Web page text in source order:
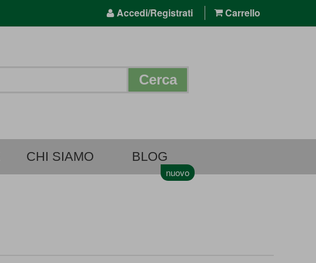
Accedi/Registrati Carrello
Cerca
CHI SIAMO BLOG